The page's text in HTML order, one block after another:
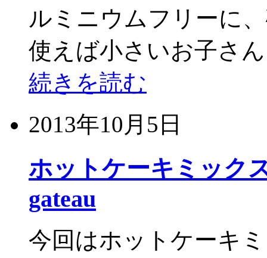
ルミニウムフリーに
使えば小さいお子さ
続きを読む
2013年10月5日
ホットケーキミック
gateau
今回はホットケーキ